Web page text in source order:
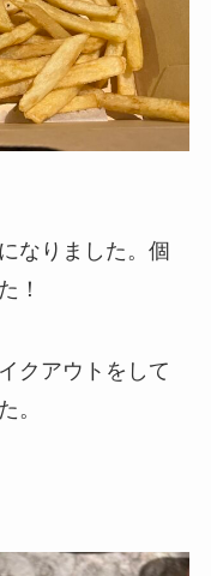
なりました。個
！
クアウトをして
。